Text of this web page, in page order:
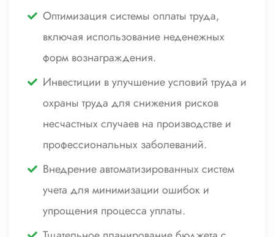
Оптимизация системы оплаты труда,
включая использование неденежных
форм вознаграждения.
Инвестиции в улучшение условий труда и
охраны труда для снижения рисков
несчастных случаев на производстве и
профессиональных заболеваний.
Внедрение автоматизированных систем
учета для минимизации ошибок и
упрощения процесса уплаты.